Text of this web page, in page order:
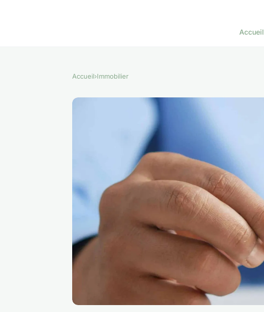
Accueil
Accueil›Immobilier